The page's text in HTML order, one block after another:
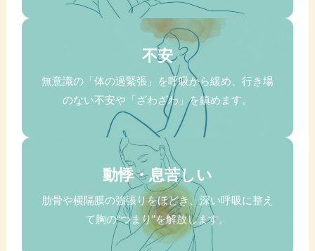
不安
無意識の「体の過緊張」を呼吸から緩め、行き場
のない不安や「ざわざわ」を鎮めます。
動悸・息苦しい
肋骨や横隔膜の強張りをほどき、深い呼吸に整え
て胸の“つまり”を解放します。